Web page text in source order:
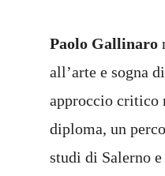
Paolo Gallinaro
all’arte e sogna
approccio critico
diploma, un
studi di Salerno